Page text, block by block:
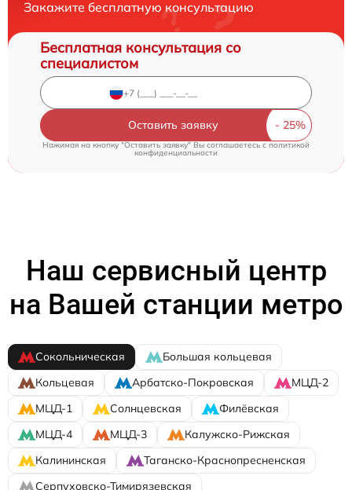
Закажите бесплатную консультацию
Бесплатная консультация со
специалистом
Оставить заявку
Нажимая на кнопку "Оставить заявку" Вы соглашаетесь c политикой
конфиденциальности
Наш сервисный центр
на Вашей станции метро
Сокольническая
Большая кольцевая
Кольцевая
Арбатско-Покровская
МЦД-2
МЦД-1
Солнцевская
Филёвская
МЦД-4
МЦД-3
Калужско-Рижская
Калининская
Таганско-Краснопресненская
Серпуховско-Тимирязевская